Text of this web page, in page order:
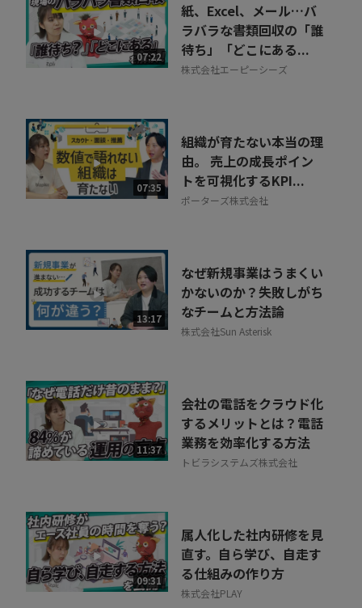
07:22
紙、Excel、メール…バ
ラバラな書類回収の「誰
待ち」「どこにある...
株式会社エーピーシーズ
07:35
組織が育たない本当の理
由。 売上の成長ポイン
トを可視化するKPI...
ポーターズ株式会社
13:17
なぜ新規事業はうまくい
かないのか？失敗しがち
なチームと方法論
株式会社Sun Asterisk
11:37
会社の電話をクラウド化
するメリットとは？電話
業務を効率化する方法
トビラシステムズ株式会社
09:31
属人化した社内研修を見
直す。自ら学び、自走す
る仕組みの作り方
株式会社PLAY